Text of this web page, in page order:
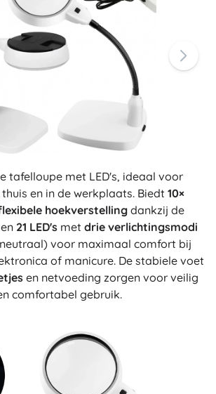
tafelloupe met LED's, ideaal voor
en in de werkplaats. Biedt 10×
hoekverstelling dankzij de
21 LED'smet drie verlichtingsmodi
voor maximaal comfort bij
of manicure. De stabiele voet
en netvoeding zorgen voor veilig
comfortabel gebruik.